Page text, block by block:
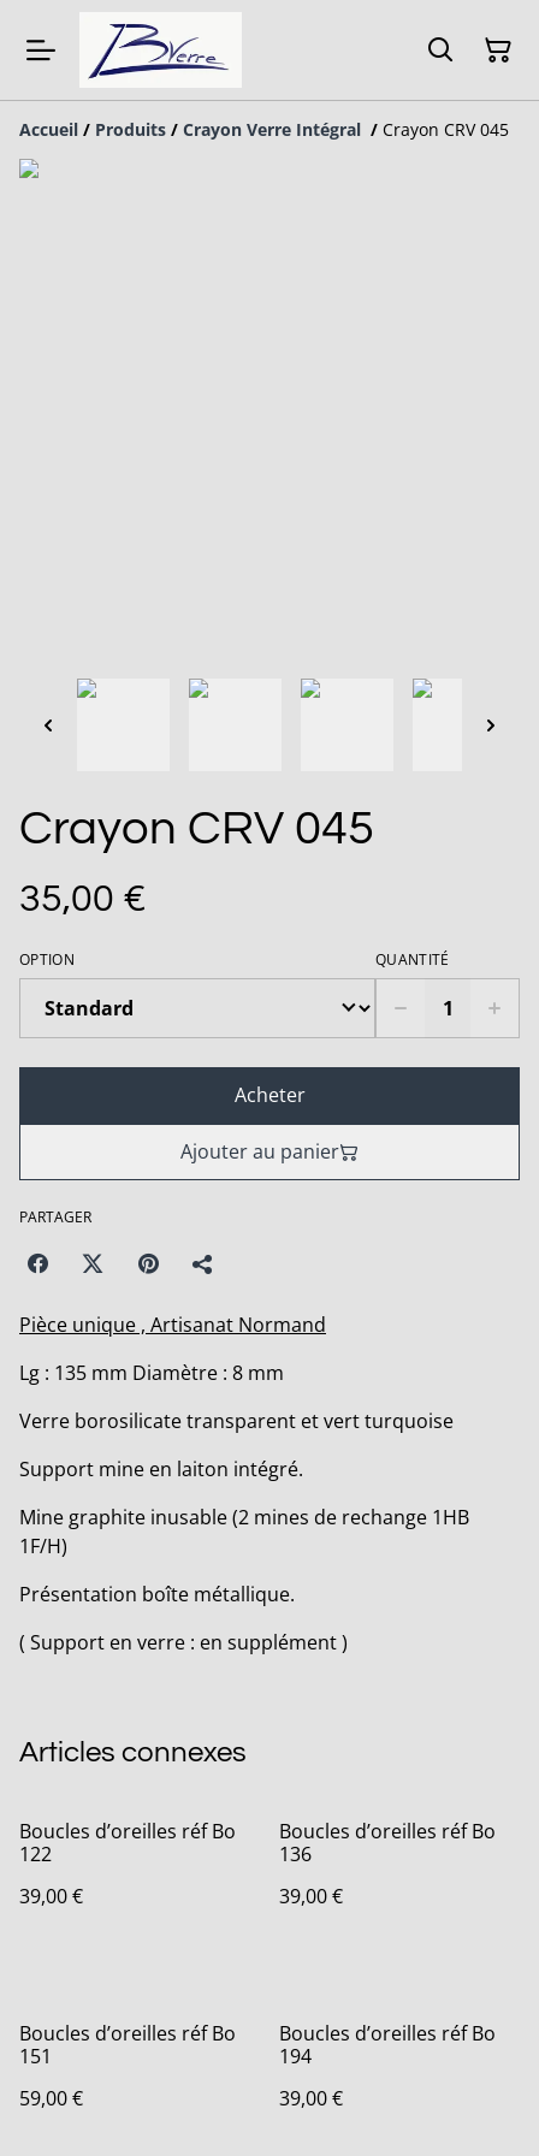
Accueil / Produits / Crayon Verre Intégral / Crayon CRV 045
Crayon CRV 045
35,00 €
OPTION QUANTITÉ
Acheter
Ajouter au panier
PARTAGER
Pièce unique , Artisanat Normand
Lg : 135 mm Diamètre : 8 mm
Verre borosilicate transparent et vert turquoise
Support mine en laiton intégré.
Mine graphite inusable (2 mines de rechange 1HB
1F/H)
Présentation boîte métallique.
( Support en verre : en supplément )
Articles connexes
Boucles d’oreilles réf Bo
122
39,00 €
Boucles d’oreilles réf Bo
136
39,00 €
Boucles d’oreilles réf Bo
151
59,00 €
Boucles d’oreilles réf Bo
194
39,00 €